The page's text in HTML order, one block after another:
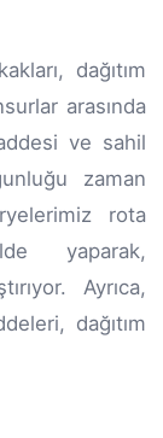
dağıtım
arasında
ve sahil
zaman
rota
yaparak,
Ayrıca,
dağıtım